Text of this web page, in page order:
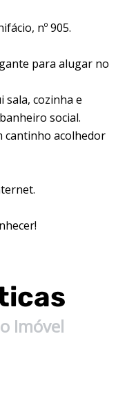
nº 905.
para alugar no
sala, cozinha e
social.
cantinho acolhedor
Imóvel